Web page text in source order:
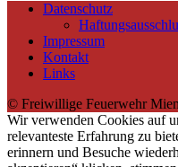
Datenschutz
Impressum
Kontakt
Links
© Freiwillige Feuerwehr
Wir verwenden Cookies auf
relevanteste Erfahrung zu
erinnern und Besuche